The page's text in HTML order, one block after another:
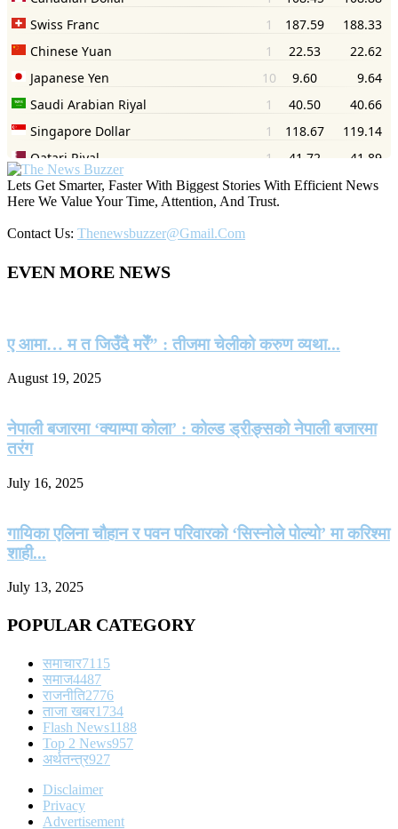
Lets Get Smarter, Faster With Biggest Stories With Efficient News
Here We Value Your Time, Attention, And Trust.
Contact Us: Thenewsbuzzer@gmail.com
EVEN MORE NEWS
ए आमा… म त जिउँदै मरेँ” : तीजमा चेलीको करुण व्यथा...
August 19, 2025
नेपाली बजारमा ‘क्याम्पा कोला’ : कोल्ड ड्रीङ्सको नेपाली बजारमा
तरंग
July 16, 2025
गायिका एलिना चौहान र पवन परिवारको ‘सिस्नोले पोल्यो’ मा करिश्मा
शाही...
July 13, 2025
POPULAR CATEGORY
समाचार7115
समाज4487
राजनीति2776
ताजा खबर1734
Flash News1188
Top 2 News957
अर्थतन्त्र927
Disclaimer
Privacy
Advertisement